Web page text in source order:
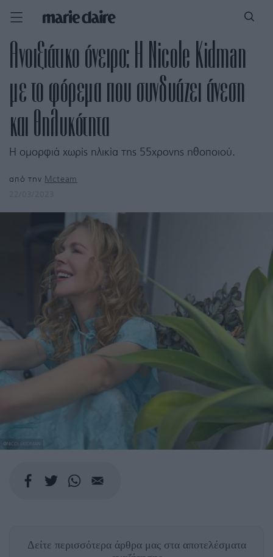
Ανοιξιάτικο όνειρο: Η Nicole Kidman
με το φόρεμα που συνδυάζει άνεση
και θηλυκότητα
H ομορφιά χωρίς ηλικία της 55χρονης ηθοποιού.
από την Mcteam
@NICOLEKIDMAN
Δείτε περισσότερα άρθρα μας στα αποτελέσματα